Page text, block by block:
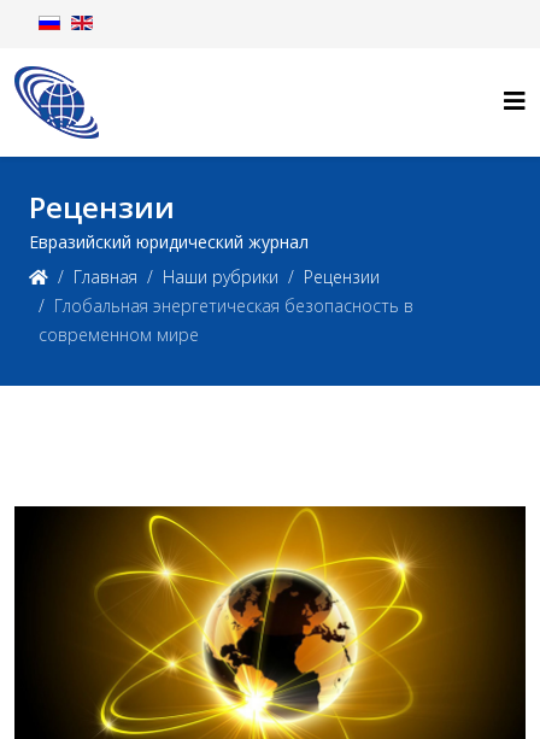
Рецензии
Евразийский юридический журнал
Главная
Наши рубрики
Рецензии
Глобальная энергетическая безопасность в
современном мире